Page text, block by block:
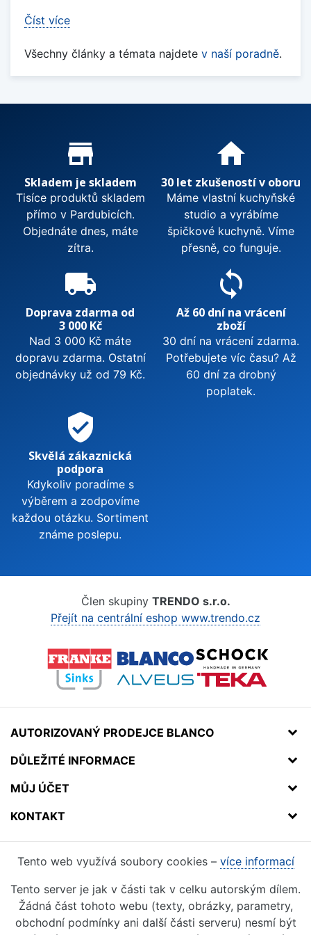
Číst více
Všechny články a témata najdete v naší poradně.
Proč nakupovat u nás?
store_mall_directory
Skladem je skladem
Tisíce produktů skladem
přímo v Pardubicích.
Objednáte dnes, máte
zítra.
home
30 let zkušeností v oboru
Máme vlastní kuchyňské
studio a vyrábíme
špičkové kuchyně. Víme
přesně, co funguje.
local_shipping
Doprava zdarma od
3 000 Kč
Nad 3 000 Kč máte
dopravu zdarma. Ostatní
objednávky už od 79 Kč.
sync
Až 60 dní na vrácení
zboží
30 dní na vrácení zdarma.
Potřebujete víc času? Až
60 dní za drobný
poplatek.
verified_user
Skvělá zákaznická
podpora
Kdykoliv poradíme s
výběrem a zodpovíme
každou otázku. Sortiment
známe poslepu.
Člen skupiny TRENDO s.r.o.
Přejít na centrální eshop www.trendo.cz
AUTORIZOVANÝ PRODEJCE BLANCO
DŮLEŽITÉ INFORMACE
MŮJ ÚČET
KONTAKT
Tento web využívá soubory cookies – více informací
Tento server je jak v části tak v celku autorským dílem.
Žádná část tohoto webu (texty, obrázky, parametry,
obchodní podmínky ani další části serveru) nesmí být